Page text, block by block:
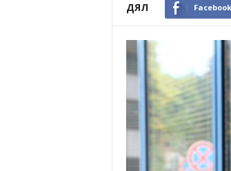
ДЯЛ Facebook